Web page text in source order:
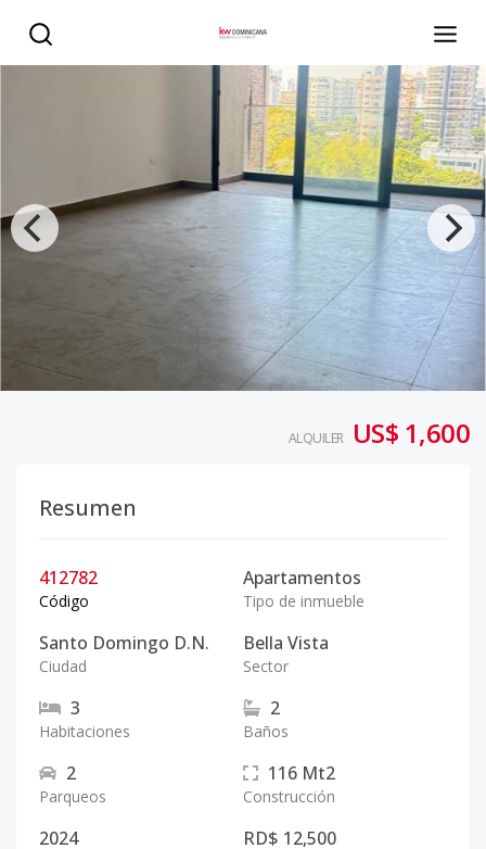
ALQUILER US$ 1,600
Resumen
412782
Código
Apartamentos
Tipo de inmueble
Santo Domingo D.N.
Ciudad
Bella Vista
Sector
3
Habitaciones
2
Baños
2
Parqueos
116 Mt2
Construcción
2024 RD$ 12,500